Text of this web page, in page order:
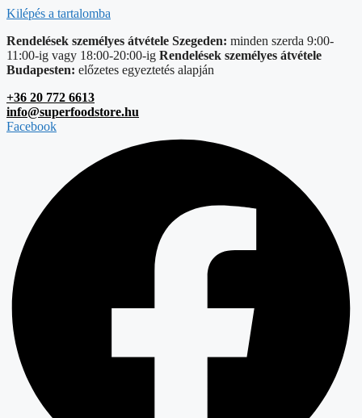
Kilépés a tartalomba
Rendelések személyes átvétele Szegeden: minden szerda 9:00-
11:00-ig vagy 18:00-20:00-ig Rendelések személyes átvétele
Budapesten: előzetes egyeztetés alapján
+36 20 772 6613
info@superfoodstore.hu
Facebook